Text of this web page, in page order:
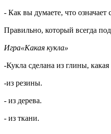
- Как вы думаете, что
Правильно, который всегда
Игра«Какая кукла»
-Кукла сделана из глины,
-из резины.
- из дерева.
- из ткани.